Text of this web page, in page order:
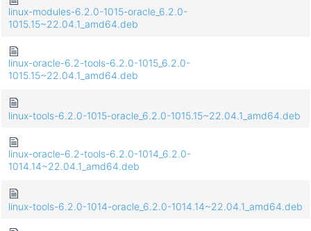
linux-modules-6.2.0-1015-oracle_6.2.0-
1015.15~22.04.1_amd64.deb
linux-oracle-6.2-tools-6.2.0-1015_6.2.0-
1015.15~22.04.1_amd64.deb
linux-tools-6.2.0-1015-oracle_6.2.0-1015.15~22.04.1_amd64.deb
linux-oracle-6.2-tools-6.2.0-1014_6.2.0-
1014.14~22.04.1_amd64.deb
linux-tools-6.2.0-1014-oracle_6.2.0-1014.14~22.04.1_amd64.deb